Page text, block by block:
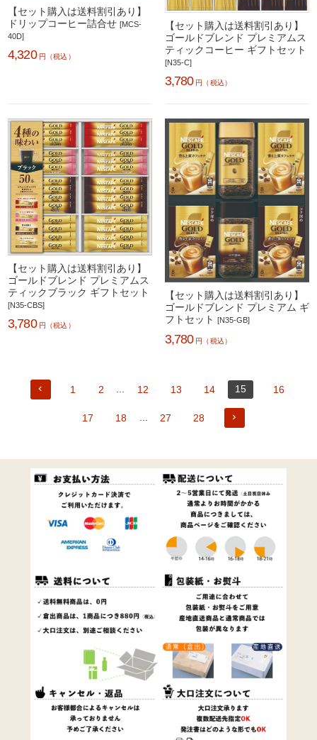
【セット購入は送料割引あり】
ドリップコーヒー詰合せ[MCS-
40D]
4,320 円（税込）
【セット購入は送料割引あり】
ゴールドブレンド プレミアムス
ティックコーヒー ギフトセット
[N35-C]
3,780 円（税込）
【セット購入は送料割引あり】
ゴールドブレンド プレミアムス
ティックブラック ギフトセット
[N35-CBS]
3,780 円（税込）
【セット購入は送料割引あり】
ゴールドブレンド プレミアム ギ
フトセット
[N35-GB]
3,780 円（税込）
1 2 ... 12 13 14 15 16
17 18 ... 27 28